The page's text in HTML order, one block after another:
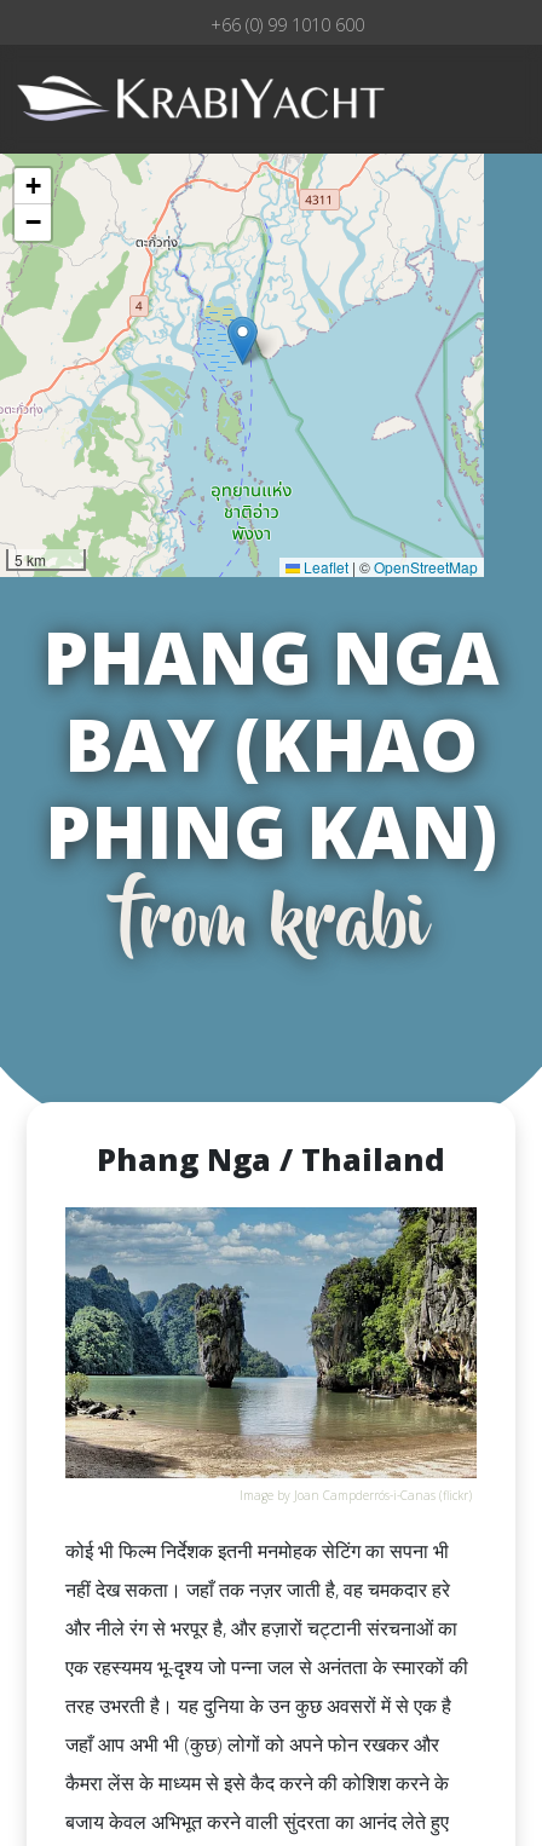
+66 (0) 99 1010 600
+
−
5 km Leaflet | ©OpenStreetMap
PHANG NGA
BAY (KHAO
PHING KAN)
from krabi
Phang Nga / Thailand
Image by Joan Campderrós-i-Canas (flickr)
कोई भी फिल्म निर्देशक इतनी मनमोहक सेटिंग का सपना भी
नहीं देख सकता। जहाँ तक नज़र जाती है, वह चमकदार हरे
और नीले रंग से भरपूर है, और हज़ारों चट्टानी संरचनाओं का
एक रहस्यमय भू-दृश्य जो पन्ना जल से अनंतता के स्मारकों की
तरह उभरती है। यह दुनिया के उन कुछ अवसरों में से एक है
जहाँ आप अभी भी (कुछ) लोगों को अपने फोन रखकर और
कैमरा लेंस के माध्यम से इसे कैद करने की कोशिश करने के
बजाय केवल अभिभूत करने वाली सुंदरता का आनंद लेते हुए